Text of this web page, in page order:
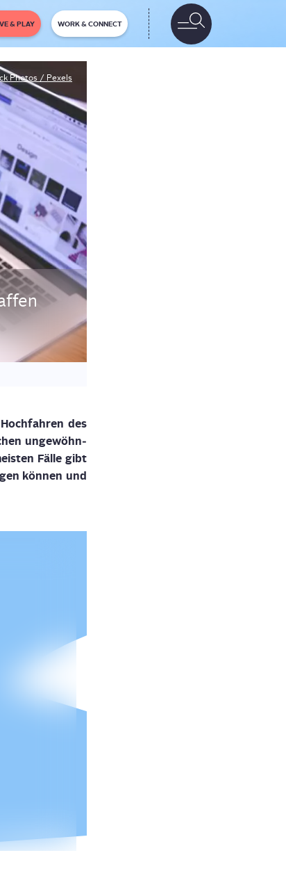
& PLAY WORK & CONNECT
Photos / Pexels
des
unge­wöhn­
Fäl­le gibt
kön­nen und